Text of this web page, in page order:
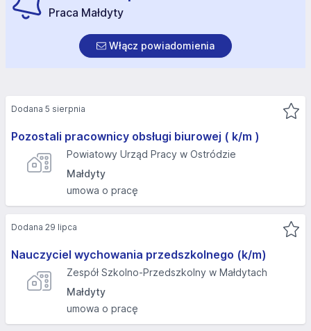
Praca Małdyty
Włącz powiadomienia
Pozostali pracownicy obsługi biurowej ( k/m )
Powiatowy Urząd Pracy w Ostródzie
Małdyty
umowa o pracę
Dodana 5 sierpnia
Nauczyciel wychowania przedszkolnego (k/m)
Zespół Szkolno-Przedszkolny w Małdytach
Małdyty
umowa o pracę
Dodana 29 lipca